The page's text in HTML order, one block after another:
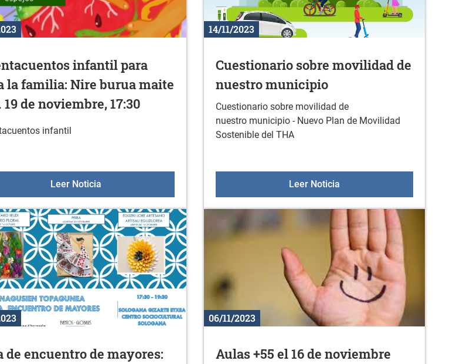
en la sala fitness
infantil para
la familia: Nire burua maite
de noviembre, 17:30
infantil
Leer Noticia Cuentacuentos infantil para toda la familia: Nire burua maite dut. 19 de noviembre,
14/11/2023
Cuestionario sobre movilidad de
nuestro municipio
Cuestionario sobre movilidad de
nuestro municipio - Nuevo Plan de Movilidad
Sostenible del THA
Leer Noticia
de encuentro de mayores:
06/11/2023
Aulas +55 el 16 de noviembre